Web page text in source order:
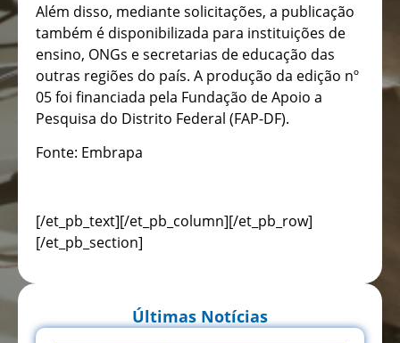
Além disso, mediante solicitações, a publicação
também é disponibilizada para instituições de
ensino, ONGs e secretarias de educação das
outras regiões do país. A produção da edição nº
05 foi financiada pela Fundação de Apoio a
Pesquisa do Distrito Federal (FAP-DF).
Fonte: Embrapa
[/et_pb_text][/et_pb_column][/et_pb_row]
[/et_pb_section]
Últimas Notícias